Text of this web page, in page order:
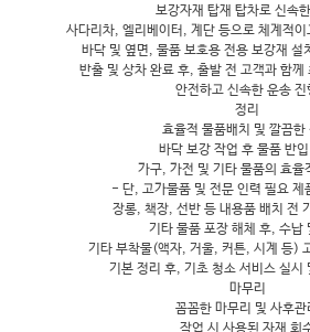
보강자재 탑재 탑차로 신속
사다리차, 엘리베이터, 계단 등으로 체계적이
바닥 및 옆면, 물품 보호용 전용 보강재 설
반출 및 상차 완료 후, 출발 전 고객과 함께
안전하고 신속한 운송 진
정리
효율적 물품배치 및 깔끔한
바닥 보강 작업 후 물품 반입
가구, 가전 및 기타 물품의 효율
- 단, 고가물품 및 전문 인력 필요 제
장롱, 책장, 선반 등 내용품 배치 전
기타 물품 포장 해체 후, 수납
기타 부착물(액자, 거울, 커튼, 시계 등)
기본 정리 후, 기초 청소 서비스 실시
마무리
꼼꼼한 마무리 및 사후관
작업 시 사용된 자재 회